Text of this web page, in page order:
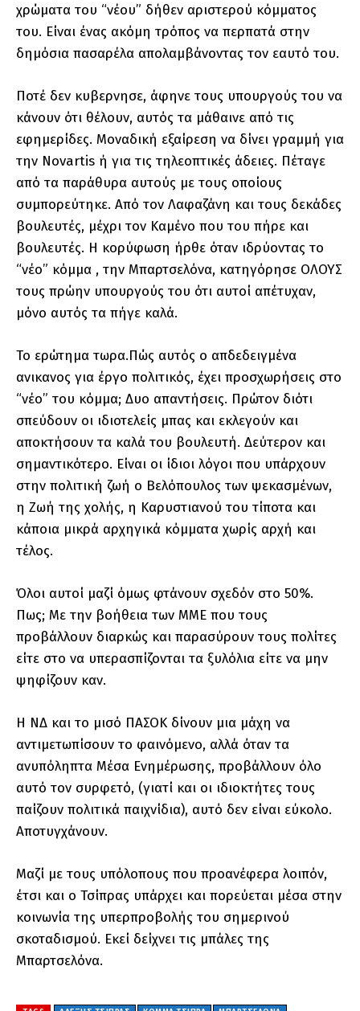
χρώματα του “νέου” δήθεν αριστερού κόμματος
του. Είναι ένας ακόμη τρόπος να περπατά στην
δημόσια πασαρέλα απολαμβάνοντας τον εαυτό του.
Ποτέ δεν κυβερνησε, άφηνε τους υπουργούς του να
κάνουν ότι θέλουν, αυτός τα μάθαινε από τις
εφημερίδες. Μοναδική εξαίρεση να δίνει γραμμή για
την Novartis ή για τις τηλεοπτικές άδειες. Πέταγε
από τα παράθυρα αυτούς με τους οποίους
συμπορεύτηκε. Από τον Λαφαζάνη και τους δεκάδες
βουλευτές, μέχρι τον Καμένο που του πήρε και
βουλευτές. Η κορύφωση ήρθε όταν ιδρύοντας το
“νέο” κόμμα , την Μπαρτσελόνα, κατηγόρησε ΟΛΟΥΣ
τους πρώην υπουργούς του ότι αυτοί απέτυχαν,
μόνο αυτός τα πήγε καλά.
Το ερώτημα τωρα.Πώς αυτός ο απδεδειγμένα
ανικανος για έργο πολιτικός, έχει προσχωρήσεις στο
“νέο” του κόμμα; Δυο απαντήσεις. Πρώτον διότι
σπεύδουν οι ιδιοτελείς μπας και εκλεγούν και
αποκτήσουν τα καλά του βουλευτή. Δεύτερον και
σημαντικότερο. Είναι οι ίδιοι λόγοι που υπάρχουν
στην πολιτική ζωή ο Βελόπουλος των ψεκασμένων,
η Ζωή της χολής, η Καρυστιανού του τίποτα και
κάποια μικρά αρχηγικά κόμματα χωρίς αρχή και
τέλος.
Όλοι αυτοί μαζί όμως φτάνουν σχεδόν στο 50%.
Πως; Με την βοήθεια των ΜΜΕ που τους
προβάλλουν διαρκώς και παρασύρουν τους πολίτες
είτε στο να υπερασπίζονται τα ξυλόλια είτε να μην
ψηφίζουν καν.
Η ΝΔ και το μισό ΠΑΣΟΚ δίνουν μια μάχη να
αντιμετωπίσουν το φαινόμενο, αλλά όταν τα
ανυπόληπτα Μέσα Ενημέρωσης, προβάλλουν όλο
αυτό τον συρφετό, (γιατί και οι ιδιοκτήτες τους
παίζουν πολιτικά παιχνίδια), αυτό δεν είναι εύκολο.
Αποτυγχάνουν.
Μαζί με τους υπόλοπους που προανέφερα λοιπόν,
έτσι και ο Τσίπρας υπάρχει και πορεύεται μέσα στην
κοινωνία της υπερπροβολής του σημερινού
σκοταδισμού. Εκεί δείχνει τις μπάλες της
Μπαρτσελόνα.